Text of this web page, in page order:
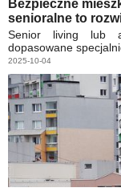
Bezpieczne
senioralne to
Senior living lub
dopasowane
2025-10-04